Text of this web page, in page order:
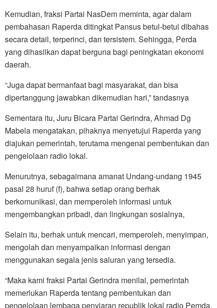
Kemudian, fraksi Partai NasDem meminta, agar dalam
pembahasan Raperda ditingkat Pansus betul-betul dibahas
secara detail, terperinci, dan tersistem. Sehingga, Perda
yang dihasilkan dapat berguna bagi peningkatan ekonomi
daerah.
“Juga dapat bermanfaat bagi masyarakat, dan bisa
dipertanggung jawabkan dikemudian hari,” tandasnya
Sementara itu, Juru Bicara Partai Gerindra, Ahmad Dg
Mabela mengatakan, pihaknya menyetujui Raperda yang
diajukan pemerintah, terutama mengenai pembentukan dan
pengelolaan radio lokal.
Menurutnya, sebagaimana amanat Undang-undang 1945
pasal 28 huruf (f), bahwa setiap orang berhak
berkomunikasi, dan memperoleh informasi untuk
mengembangkan pribadi, dan lingkungan sosialnya,
Selain itu, berhak untuk mencari, memperoleh, menyimpan,
mengolah dan menyampaikan informasi dengan
menggunakan segala jenis saluran yang tersedia.
“Maka kami fraksi Partai Gerindra menilai, pemerintah
memerlukan Raperda tentang pembentukan dan
pengelolaan lembaga penyiaran republik lokal radio Pemda,